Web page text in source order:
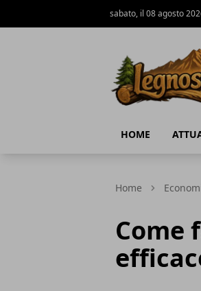
sabato, il 08 agosto
HOME
Home
Come